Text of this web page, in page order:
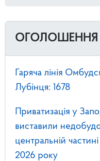
ОГОЛОШЕННЯ
Гаряча лінія
Лубінця: 1678
Приватизація у
виставили
центральній
2026 року